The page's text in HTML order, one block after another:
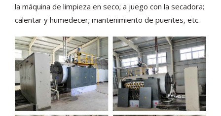
la máquina de limpieza en seco; a juego con la secadora;
calentar y humedecer; mantenimiento de puentes, etc.